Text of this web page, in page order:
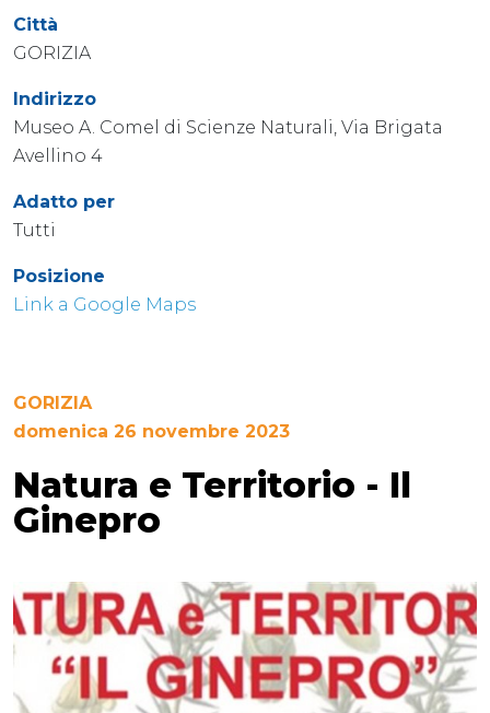
Città
GORIZIA
Indirizzo
Museo A. Comel di Scienze Naturali, Via Brigata
Avellino 4
Adatto per
Tutti
Posizione
Link a Google Maps
GORIZIA
domenica 26 novembre 2023
Natura e Territorio - Il
Ginepro